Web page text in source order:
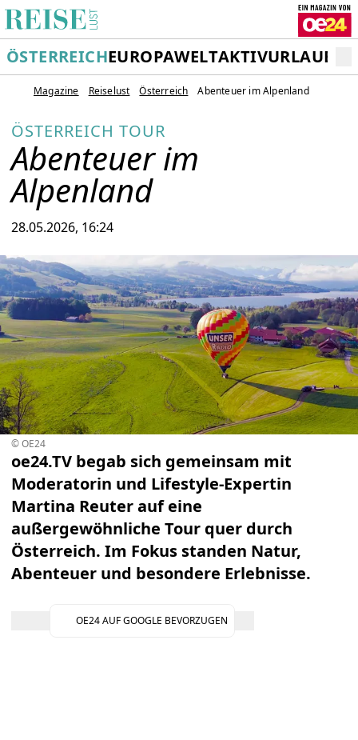
ÖSTERREICHEUROPAWELTAKTIVURLAUB
Magazine Reiselust Österreich Abenteuer im Alpenland
ÖSTERREICH TOUR
Abenteuer im
Alpenland
28.05.2026, 16:24
© OE24
oe24.TV begab sich gemeinsam mit
Moderatorin und Lifestyle-Expertin
Martina Reuter auf eine
außergewöhnliche Tour quer durch
Österreich. Im Fokus standen Natur,
Abenteuer und besondere Erlebnisse.
OE24 AUF GOOGLE BEVORZUGEN